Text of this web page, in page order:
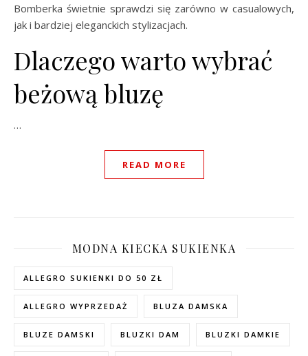
Bomberka świetnie sprawdzi się zarówno w casualowych,
jak i bardziej eleganckich stylizacjach.
Dlaczego warto wybrać
beżową bluzę
…
READ MORE
MODNA KIECKA SUKIENKA
ALLEGRO SUKIENKI DO 50 ZŁ
ALLEGRO WYPRZEDAŻ BLUZA DAMSKA
BLUZE DAMSKI BLUZKI DAM BLUZKI DAMKIE